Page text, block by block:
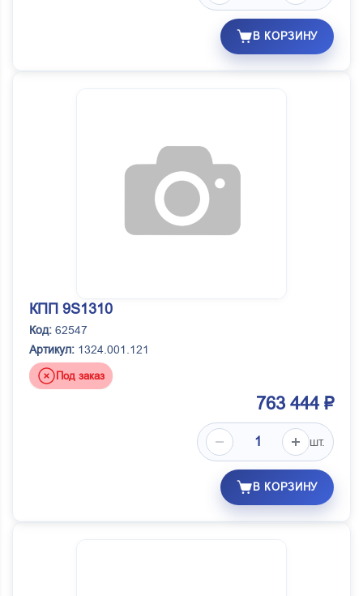
В КОРЗИНУ
КПП 9S1310
Код: 62547
Артикул: 1324.001.121
Под заказ
763 444 ₽
шт.
В КОРЗИНУ